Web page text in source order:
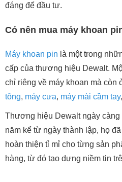
đáng để đầu tư.
Có nên mua máy khoan
Máy khoan pin là một trong
cấp của thương hiệu Dewalt.
chỉ riêng về máy khoan mà còn
tông, máy cưa, máy mài cầm tay
Thương hiệu Dewalt ngày
năm kể từ ngày thành lập, họ
hoàn thiện tỉ mỉ cho từng sản
hàng, từ đó tạo dựng niềm tin